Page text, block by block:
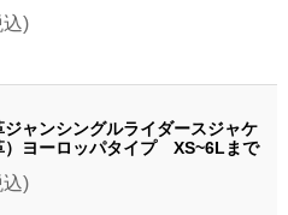
込)
ジャンシングルライダースジャケ
）ヨーロッパタイプ XS~6Lまで
込)